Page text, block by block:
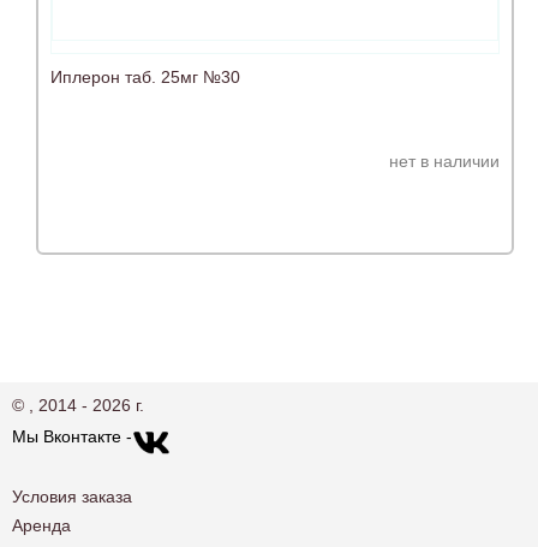
Иплерон таб. 25мг №30
нет в наличии
© , 2014 - 2026 г.
Мы Вконтакте -
Условия заказа
Аренда